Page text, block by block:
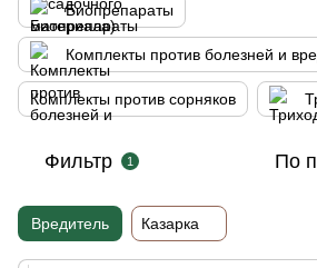
Биопрепараты
Комплекты против болезней и
Комплекты против сорняков
Фильтр 1 По
Вредитель Казарка